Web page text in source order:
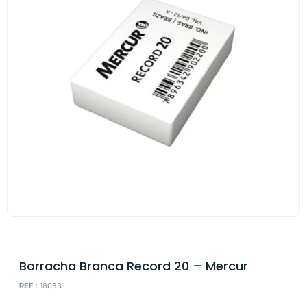
Borracha Branca Record 20 – Mercur
REF : 18053